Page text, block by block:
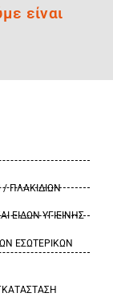
είναι
ΠΛΑΚΙΔΙΩΝ
ΕΙΔΩΝ ΥΓΙΕΙΝΗΣ
ΕΣΩΤΕΡΙΚΩΝ